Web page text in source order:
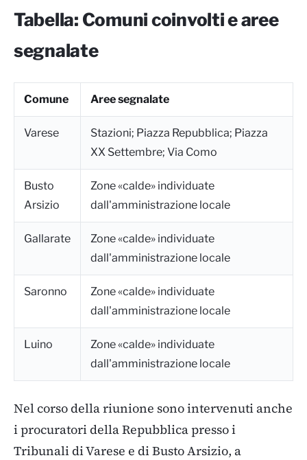
Tabella: Comuni coinvolti e aree
segnalate
Comune Aree segnalate
Varese
Stazioni; Piazza Repubblica; Piazza
XX Settembre; Via Como
Busto
Arsizio
Zone «calde» individuate
dall'amministrazione locale
Gallarate
Zone «calde» individuate
dall'amministrazione locale
Saronno
Zone «calde» individuate
dall'amministrazione locale
Luino
Zone «calde» individuate
dall'amministrazione locale
Nel corso della riunione sono intervenuti anche
i procuratori della Repubblica presso i
Tribunali di Varese e di Busto Arsizio, a